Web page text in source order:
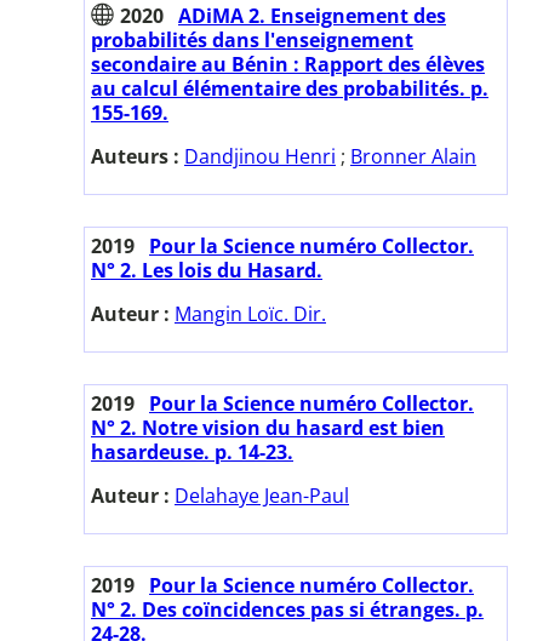
2020 ADiMA 2. Enseignement des
probabilités dans l'enseignement
secondaire au Bénin : Rapport des élèves
au calcul élémentaire des probabilités. p.
155-169.
Auteurs : Dandjinou Henri ; Bronner Alain
2019 Pour la Science numéro Collector.
N° 2. Les lois du Hasard.
Auteur : Mangin Loïc. Dir.
2019 Pour la Science numéro Collector.
N° 2. Notre vision du hasard est bien
hasardeuse. p. 14-23.
Auteur : Delahaye Jean-Paul
2019 Pour la Science numéro Collector.
N° 2. Des coïncidences pas si étranges. p.
24-28.